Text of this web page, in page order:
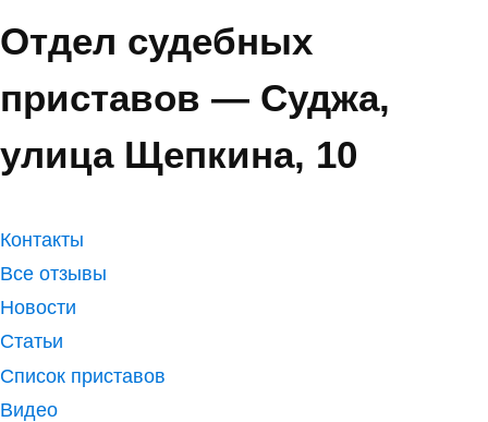
Отдел судебных
приставов — Суджа,
улица Щепкина, 10
Контакты
Все отзывы
Новости
Статьи
Список приставов
Видео